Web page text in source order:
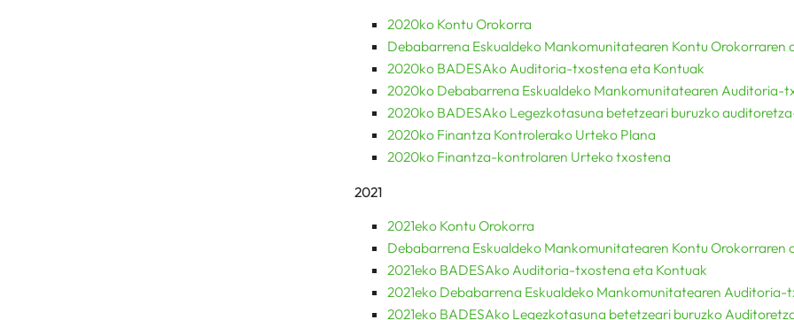
2020ko Kontu Orokorra
Debabarrena Eskualdeko Mankomunitatearen Kontu
2020ko BADESAko Auditoria-txostena eta Kontuak
2020ko Debabarrena Eskualdeko Mankomunitatearen Auditoria-
2020ko BADESAko Legezkotasuna betetzeari buruzko
2020ko Finantza Kontrolerako Urteko Plana
2020ko Finantza-kontrolaren Urteko txostena
2021
2021eko Kontu Orokorra
Debabarrena Eskualdeko Mankomunitatearen Kontu Orokorraren
2021eko BADESAko Auditoria-txostena eta Kontuak
2021eko Debabarrena Eskualdeko Mankomunitatearen Auditoria-
2021eko BADESAko Legezkotasuna betetzeari buruzko